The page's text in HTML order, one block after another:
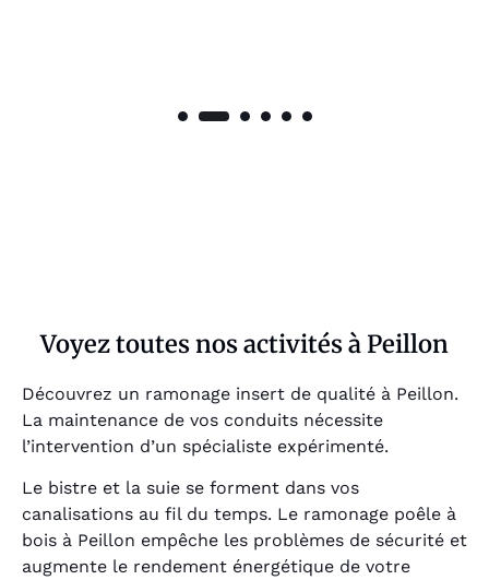
Voyez toutes nos activités à Peillon
Découvrez un ramonage insert de qualité à Peillon.
La maintenance de vos conduits nécessite
l’intervention d’un spécialiste expérimenté.
Le bistre et la suie se forment dans vos
canalisations au fil du temps. Le ramonage poêle à
bois à Peillon empêche les problèmes de sécurité et
augmente le rendement énergétique de votre